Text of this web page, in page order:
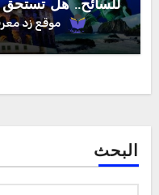
للسائح.. هل تستحق
موقع زد
البحث